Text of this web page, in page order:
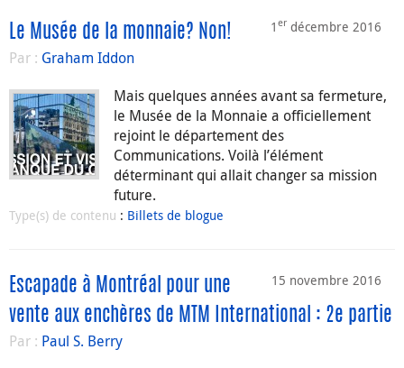
1 er décembre 2016
Le Musée de la monnaie? Non!
Par : Graham Iddon
Mais quelques années avant sa fermeture,
le Musée de la Monnaie a officiellement
rejoint le département des
Communications. Voilà l’élément
déterminant qui allait changer sa mission
future.
Type(s) de contenu : Billets de blogue
15 novembre 2016
Escapade à Montréal pour une
vente aux enchères de MTM International : 2e partie
Par : Paul S. Berry